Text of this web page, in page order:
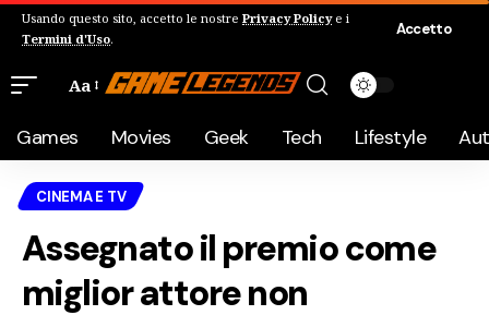
Usando questo sito, accetto le nostre Privacy Policye i
Termini d'Uso.
Accetto
Aa
Games Movies Geek Tech Lifestyle
CINEMA E TV
Assegnato il premio come
miglior attore non